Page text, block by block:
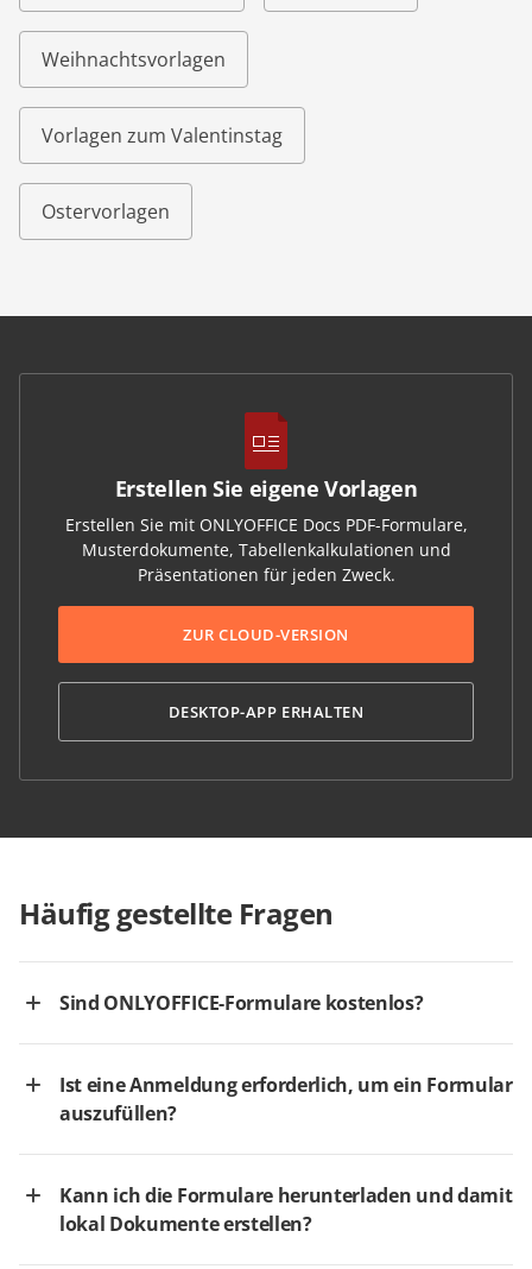
Weihnachtsvorlagen
Vorlagen zum Valentinstag
Ostervorlagen
Erstellen Sie eigene Vorlagen
Erstellen Sie mit ONLYOFFICE Docs PDF-Formulare,
Musterdokumente, Tabellenkalkulationen und
Präsentationen für jeden Zweck.
ZUR CLOUD-VERSION
DESKTOP-APP ERHALTEN
Häufig gestellte Fragen
Sind ONLYOFFICE-Formulare kostenlos?
Ist eine Anmeldung erforderlich, um ein Formular
auszufüllen?
Kann ich die Formulare herunterladen und damit
lokal Dokumente erstellen?